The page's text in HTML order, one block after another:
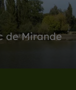
de Mirande